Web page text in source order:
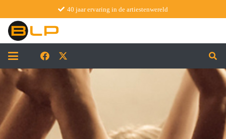
40 jaar ervaring in de artiestenwereld